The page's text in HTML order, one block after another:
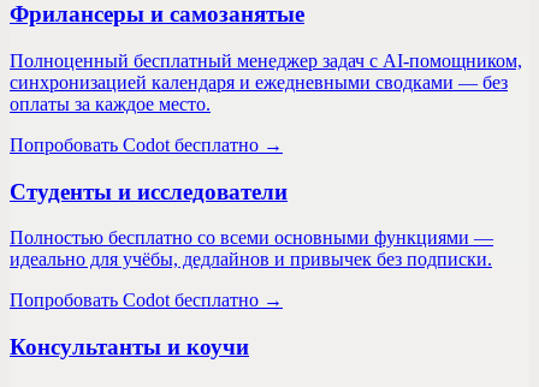
Фрилансеры и самозанятые
Полноценный бесплатный менеджер задач с AI-помощником,
синхронизацией календаря и ежедневными сводками — без
оплаты за каждое место.
Попробовать Codot бесплатно →
Студенты и исследователи
Полностью бесплатно со всеми основными функциями —
идеально для учёбы, дедлайнов и привычек без подписки.
Попробовать Codot бесплатно →
Консультанты и коучи